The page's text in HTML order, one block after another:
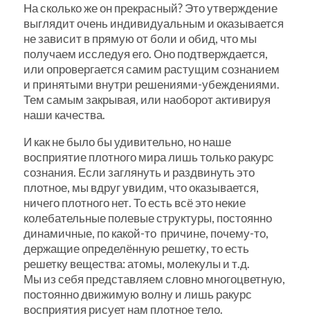
На сколько же он прекрасный? Это утверждение
выглядит очень индивидуальным и оказывается
не зависит в прямую от боли и обид, что мы
получаем исследуя его. Оно подтверждается,
или опровергается самим растущим сознанием
и принятыми внутри решениями-убеждениями.
Тем самым закрывая, или наоборот активируя
наши качества.
И как не было бы удивительно, но наше
восприятие плотного мира лишь только ракурс
сознания. Если заглянуть и раздвинуть это
плотное, мы вдруг увидим, что оказывается,
ничего плотного нет. То есть всё это некие
колебательные полевые структуры, постоянно
динамичные, по какой-то причине, почему-то,
держащие определённую решетку, то есть
решетку вещества: атомы, молекулы и т.д.
Мы из себя представляем словно многоцветную,
постоянно движимую волну и лишь ракурс
восприятия рисует нам плотное тело.